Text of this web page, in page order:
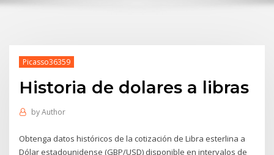
Picasso36359
Historia de dolares a libras
byAuthor
Obtenga datos históricos de la cotización de Libra esterlina a
Dólar estadounidense (GBP/USD) disponible en intervalos de